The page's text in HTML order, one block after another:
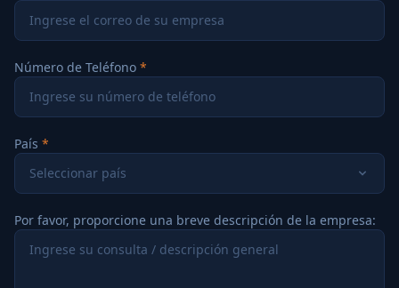
Número de Teléfono
País
Seleccionar país
Por favor, proporcione una breve descripción de la empresa: